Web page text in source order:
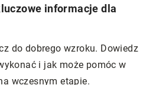
informacje dla
do dobrego wzroku. Dowiedz
i jak może pomóc w
wczesnym etapie.